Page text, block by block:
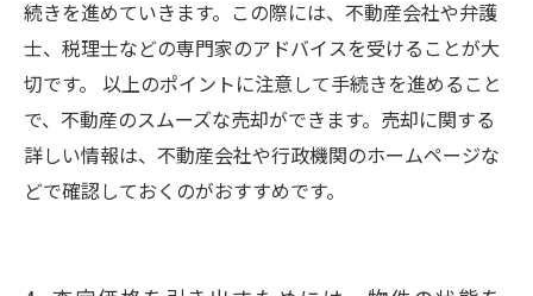
続きを進めていきます。この際には、不動産会社や弁護
士、税理士などの専門家のアドバイスを受けることが大
切です。 以上のポイントに注意して手続きを進めること
で、不動産のスムーズな売却ができます。売却に関する
詳しい情報は、不動産会社や行政機関のホームページな
どで確認しておくのがおすすめです。